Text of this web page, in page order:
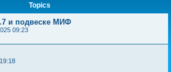
Topics
и подвеске МИФ
09:23